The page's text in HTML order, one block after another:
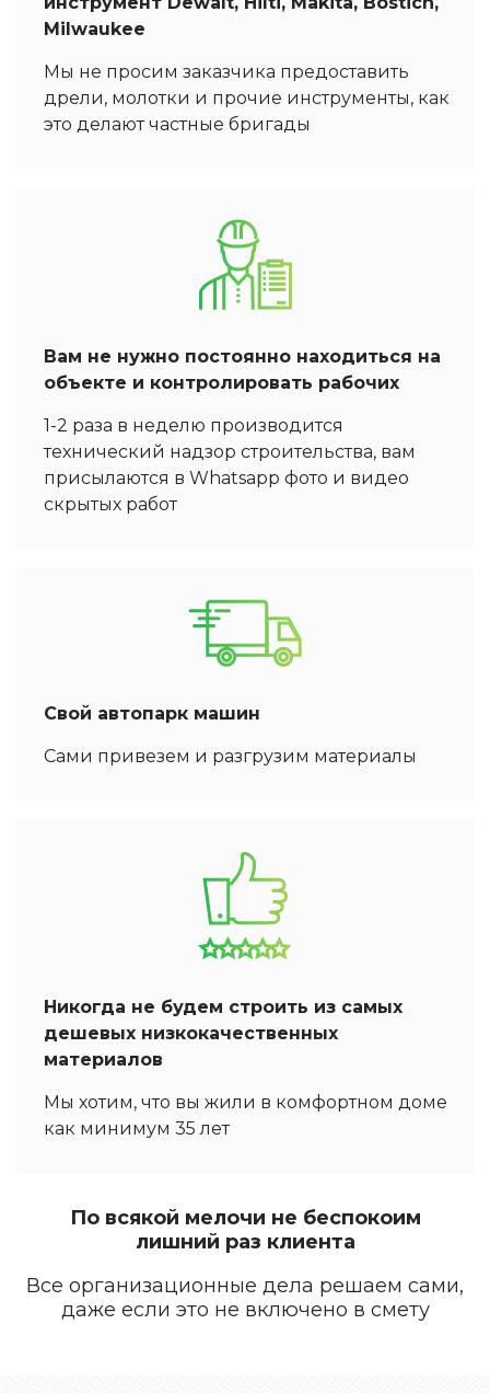
Milwaukee
Мы не просим заказчика предоставить
дрели, молотки и прочие инструменты, как
это делают частные бригады
Вам не нужно постоянно находиться на
объекте и контролировать рабочих
1-2 раза в неделю производится
технический надзор строительства, вам
присылаются в Whatsapp фото и видео
скрытых работ
Свой автопарк машин
Сами привезем и разгрузим материалы
Никогда не будем строить из самых
дешевых низкокачественных
материалов
Мы хотим, что вы жили в комфортном доме
как минимум 35 лет
По всякой мелочи не беспокоим
лишний раз клиента
Все организационные дела решаем сами,
даже если это не включено в смету